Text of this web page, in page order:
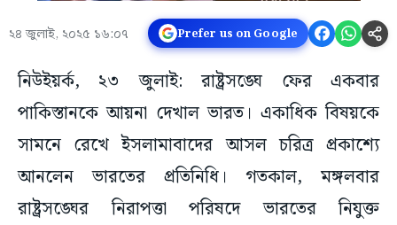
২৪ জুলাই, ২০২৫ ১৬:০৭ Prefer us on Google
নিউইয়র্ক, ২৩ জুলাই: রাষ্ট্রসঙ্ঘে ফের একবার
পাকিস্তানকে আয়না দেখাল ভারত। একাধিক বিষয়কে
সামনে রেখে ইসলামাবাদের আসল চরিত্র প্রকাশ্যে
আনলেন ভারতের প্রতিনিধি। গতকাল, মঙ্গলবার
রাষ্ট্রসঙ্ঘের নিরাপত্তা পরিষদে ভারতের নিযুক্ত